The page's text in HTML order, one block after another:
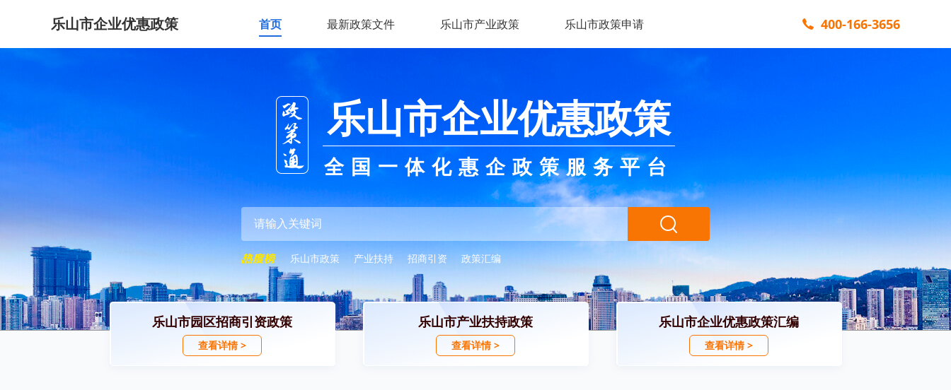
乐山市企业优惠政策 首页 最新政策文件 乐山市产业政策 乐山市政策申请 400-166-3656
乐山市企业优惠政策
全国一体化惠企政策服务平台
乐山市政策 产业扶持 招商引资 政策汇编
乐山市园区招商引资政策
查看详情 >
乐山市产业扶持政策
查看详情 >
乐山市企业优惠政策汇编
查看详情 >